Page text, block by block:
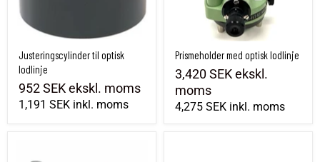
Justeringscylinder til optisk
lodlinje
952 SEKekskl. moms
1,191 SEK inkl. moms
Prismeholder med optisk lodlinje
3,420 SEKekskl.
moms
4,275 SEK inkl. moms